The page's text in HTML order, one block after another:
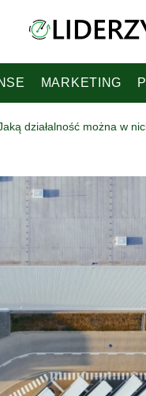
MARKETING
działalność można w